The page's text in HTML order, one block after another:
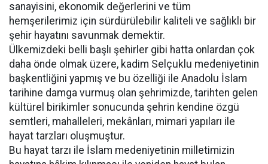
sanayisini, ekonomik değerlerini ve tüm
hemşerilerimiz için sürdürülebilir kaliteli ve sağlıklı bir
şehir hayatını savunmak demektir.
Ülkemizdeki belli başlı şehirler gibi hatta onlardan çok
daha önde olmak üzere, kadim Selçuklu medeniyetinin
başkentliğini yapmış ve bu özelliği ile Anadolu İslam
tarihine damga vurmuş olan şehrimizde, tarihten gelen
kültürel birikimler sonucunda şehrin kendine özgü
semtleri, mahalleleri, mekânları, mimari yapıları ile
hayat tarzları oluşmuştur.
Bu hayat tarzı ile İslam medeniyetinin milletimizin